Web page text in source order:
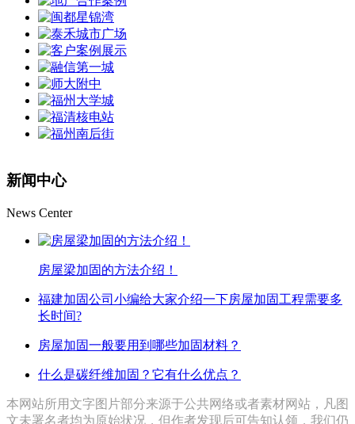
新闻中心
News Center
房屋梁加固的方法介绍！
福建加固公司小编给大家介绍一下房屋加固工程需要多
长时间?
房屋加固一般要用到哪些加固材料？
什么是碳纤维加固？它有什么优点？
本网站所用文字图片部分来源于公共网络或者素材网站，凡图
文未署名者均为原始状况，但作者发现后可告知认领，我们仍